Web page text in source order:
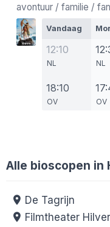
avontuur / familie /
Vandaag
12:10
NL
18:10
OV
NL
OV
Alle bioscopen in
De Tagrijn
Filmtheater